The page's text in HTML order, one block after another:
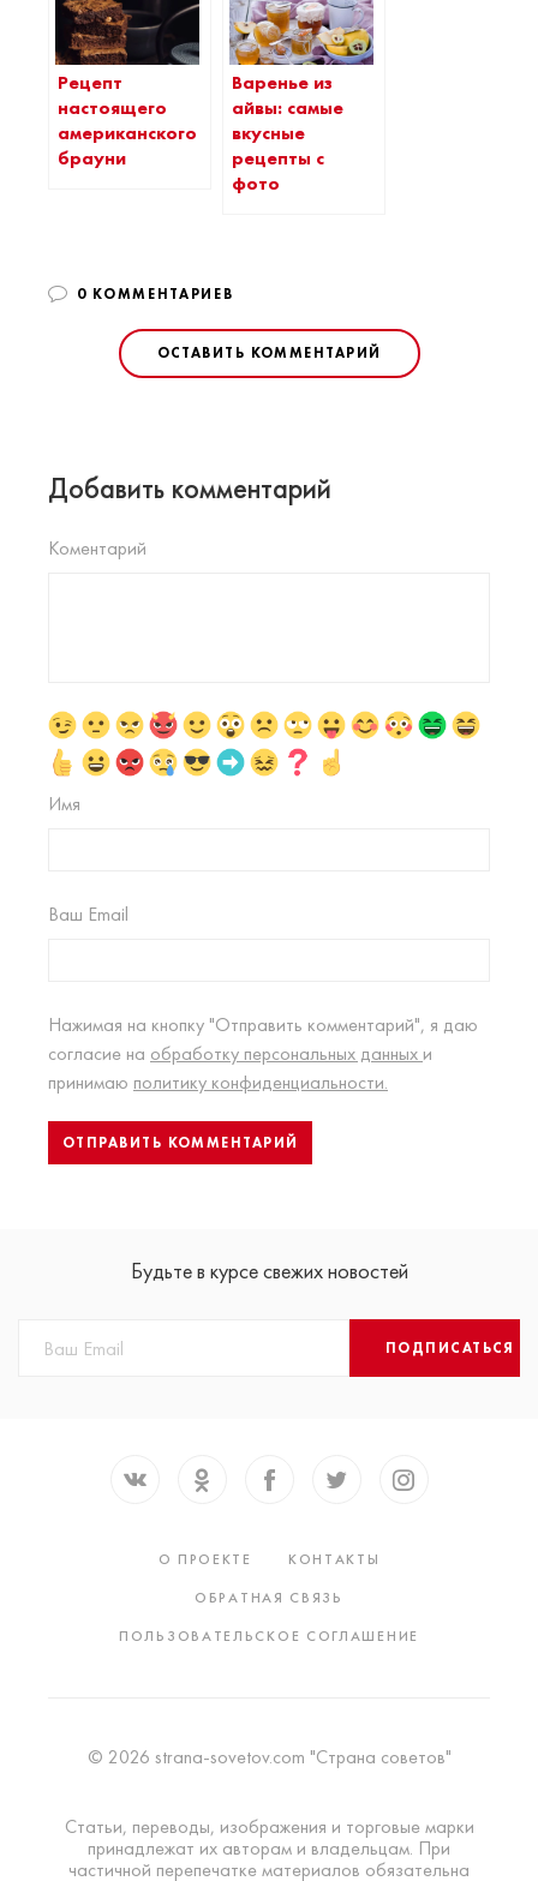
Рецепт
настоящего
американского
брауни
Варенье из
айвы: самые
вкусные
рецепты с
фото
0 КОММЕНТАРИЕВ
ОСТАВИТЬ КОММЕНТАРИЙ
Добавить комментарий
Коментарий
Имя
Ваш Email
Нажимая на кнопку "Отправить комментарий", я даю
согласие на обработку персональных данных и
принимаю политику конфиденциальности.
Будьте в курсе свежих новостей
ПОДПИСАТЬСЯ
О ПРОЕКТЕ
КОНТАКТЫ
ОБРАТНАЯ СВЯЗЬ
ПОЛЬЗОВАТЕЛЬСКОЕ СОГЛАШЕНИЕ
© 2026 strana-sovetov.com "Страна советов"
Статьи, переводы, изображения и торговые марки
принадлежат их авторам и владельцам. При
частичной перепечатке материалов обязательна